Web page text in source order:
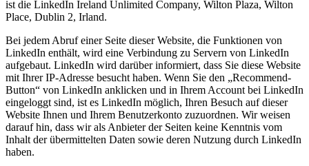
ist die LinkedIn Ireland Unlimited Company, Wilton Plaza, Wilton
Place, Dublin 2, Irland.
Bei jedem Abruf einer Seite dieser Website, die Funktionen von
LinkedIn enthält, wird eine Verbindung zu Servern von LinkedIn
aufgebaut. LinkedIn wird darüber informiert, dass Sie diese Website
mit Ihrer IP-Adresse besucht haben. Wenn Sie den „Recommend-
Button“ von LinkedIn anklicken und in Ihrem Account bei LinkedIn
eingeloggt sind, ist es LinkedIn möglich, Ihren Besuch auf dieser
Website Ihnen und Ihrem Benutzerkonto zuzuordnen. Wir weisen
darauf hin, dass wir als Anbieter der Seiten keine Kenntnis vom
Inhalt der übermittelten Daten sowie deren Nutzung durch LinkedIn
haben.